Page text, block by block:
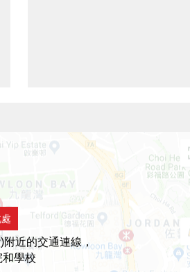
附近的交通連線，
學校